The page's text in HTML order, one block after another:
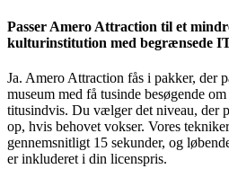
Passer Amero Attraction til et
kulturinstitution med begrænsede
Ja. Amero Attraction fås i pakker, der
museum med få tusinde besøgende
titusindvis. Du vælger det niveau, der
op, hvis behovet vokser. Vores
gennemsnitligt 15 sekunder, og
er inkluderet i din licenspris.